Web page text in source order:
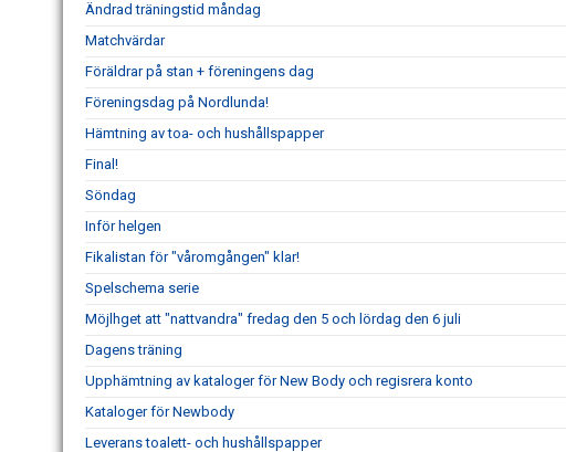
Ändrad träningstid måndag
Matchvärdar
Föräldrar på stan + föreningens dag
Föreningsdag på Nordlunda!
Hämtning av toa- och hushållspapper
Final!
Söndag
Inför helgen
Fikalistan för "våromgången" klar!
Spelschema serie
Möjlhget att "nattvandra" fredag den 5 och lördag den 6 juli
Dagens träning
Upphämtning av kataloger för New Body och regisrera konto
Kataloger för Newbody
Leverans toalett- och hushållspapper